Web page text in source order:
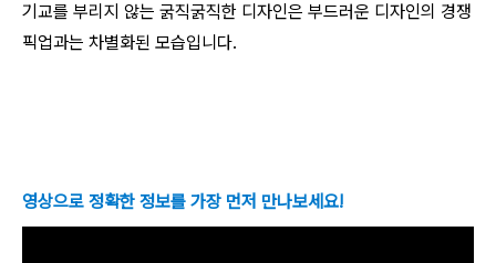
기교를 부리지 않는 굵직굵직한 디자인은 부드러운 디자인의 경쟁
픽업과는 차별화된 모습입니다.
영상으로 정확한 정보를 가장 먼저 만나보세요!